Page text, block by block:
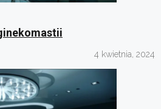
4 kwietnia, 2024